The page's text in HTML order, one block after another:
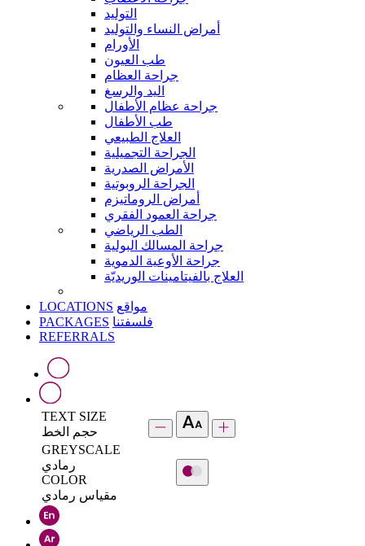
التوليد
أمراض النساء والتوليد
الأورام
طب العيون
جراحة العظام
اليد والرسغ
جراحة عظام الأطفال
طب الأطفال
العلاج الطبيعي
الجراحة التجميلية
الأمراض الصدرية
الجراحة الروبوتية
أمراض الروماتيزم
جراحة العمود الفقري
الطب الرياضي
جراحة المسالك البولية
جراحة الأوعية الدموية
العلاج بالفيتامينات الوريديّة
LOCATIONS مواقع
PACKAGES فلسفتنا
REFERRALS
TEXT SIZE
حجم الخط
GREYSCALE
رمادي
COLOR
مقياس رمادي